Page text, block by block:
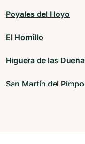
Poyales del Hoyo
El Hornillo
Higuera de las
San Martín del